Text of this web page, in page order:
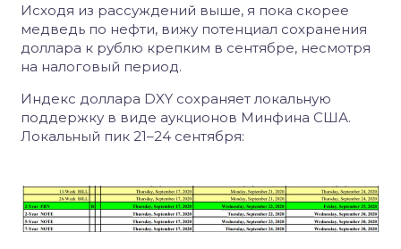
Исходя из рассуждений выше, я пока скорее
медведь по нефти, вижу потенциал сохранения
доллара к рублю крепким в сентябре, несмотря
на налоговый период.
Индекс доллара DXY сохраняет локальную
поддержку в виде аукционов Минфина США.
Локальный пик 21–24 сентября: